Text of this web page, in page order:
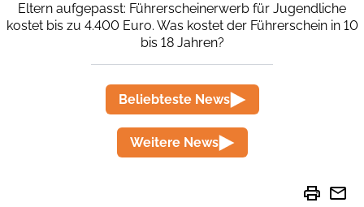
Eltern aufgepasst: Führerscheinerwerb für Jugendliche
kostet bis zu 4.400 Euro. Was kostet der Führerschein in 10
bis 18 Jahren?
Beliebteste News
Weitere News
print mail